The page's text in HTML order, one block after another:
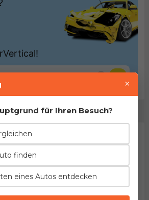
Seitenbeucher
×
für Ihren Besuch?
finden
eines Autos entdecken